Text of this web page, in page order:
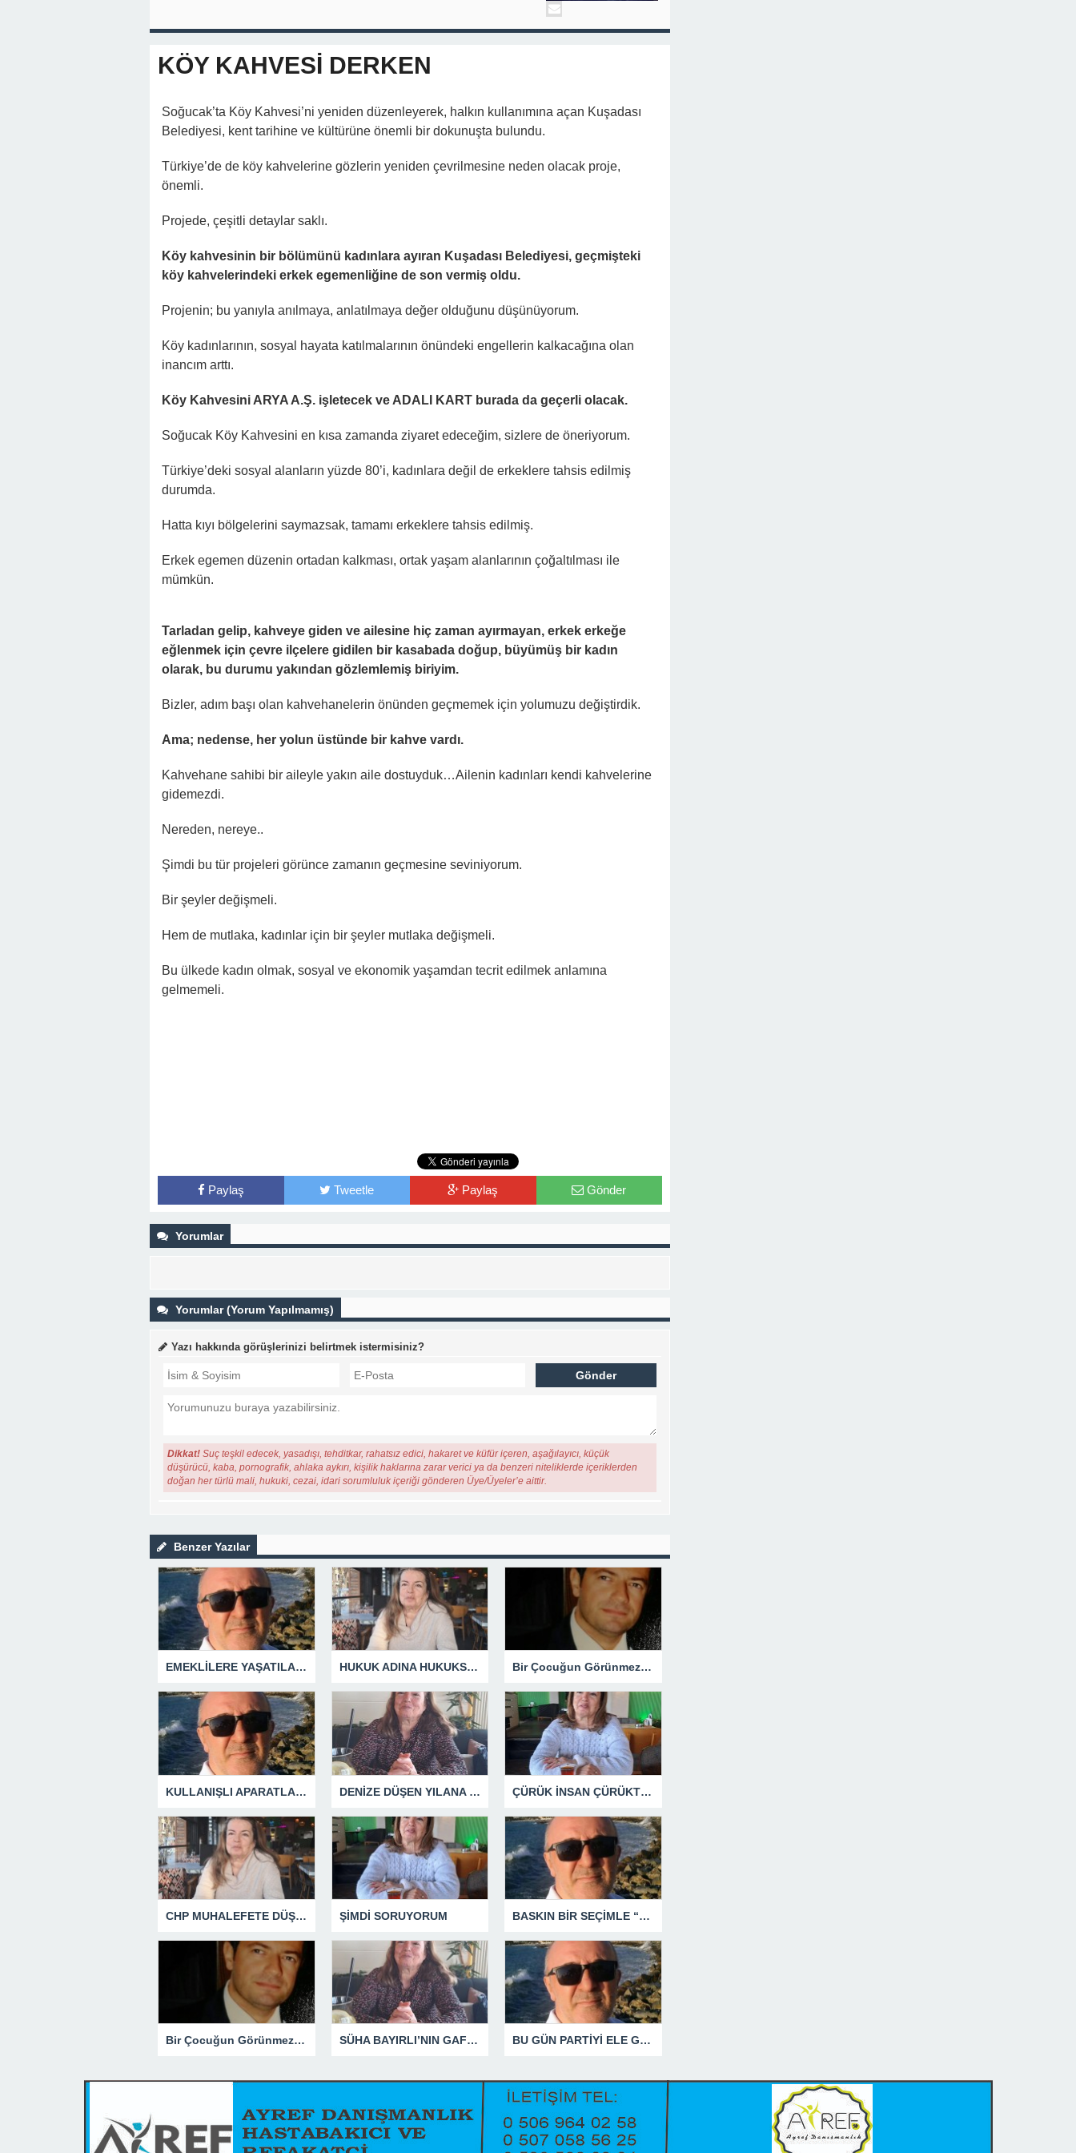
KÖY KAHVESİ DERKEN
Soğucak’ta Köy Kahvesi’ni yeniden düzenleyerek, halkın kullanımına açan Kuşadası
Belediyesi, kent tarihine ve kültürüne önemli bir dokunuşta bulundu.
Türkiye’de de köy kahvelerine gözlerin yeniden çevrilmesine neden olacak proje,
önemli.
Projede, çeşitli detaylar saklı.
Köy kahvesinin bir bölümünü kadınlara ayıran Kuşadası Belediyesi, geçmişteki
köy kahvelerindeki erkek egemenliğine de son vermiş oldu.
Projenin; bu yanıyla anılmaya, anlatılmaya değer olduğunu düşünüyorum.
Köy kadınlarının, sosyal hayata katılmalarının önündeki engellerin kalkacağına olan
inancım arttı.
Köy Kahvesini ARYA A.Ş. işletecek ve ADALI KART burada da geçerli olacak.
Soğucak Köy Kahvesini en kısa zamanda ziyaret edeceğim, sizlere de öneriyorum.
Türkiye’deki sosyal alanların yüzde 80’i, kadınlara değil de erkeklere tahsis edilmiş
durumda.
Hatta kıyı bölgelerini saymazsak, tamamı erkeklere tahsis edilmiş.
Erkek egemen düzenin ortadan kalkması, ortak yaşam alanlarının çoğaltılması ile
mümkün.
Tarladan gelip, kahveye giden ve ailesine hiç zaman ayırmayan, erkek erkeğe
eğlenmek için çevre ilçelere gidilen bir kasabada doğup, büyümüş bir kadın
olarak, bu durumu yakından gözlemlemiş biriyim.
Bizler, adım başı olan kahvehanelerin önünden geçmemek için yolumuzu değiştirdik.
Ama; nedense, her yolun üstünde bir kahve vardı.
Kahvehane sahibi bir aileyle yakın aile dostuyduk…Ailenin kadınları kendi kahvelerine
gidemezdi.
Nereden, nereye..
Şimdi bu tür projeleri görünce zamanın geçmesine seviniyorum.
Bir şeyler değişmeli.
Hem de mutlaka, kadınlar için bir şeyler mutlaka değişmeli.
Bu ülkede kadın olmak, sosyal ve ekonomik yaşamdan tecrit edilmek anlamına
gelmemeli.
Paylaş Tweetle Paylaş Gönder
Yorumlar
Yorumlar (Yorum Yapılmamış)
Yazı hakkında görüşlerinizi belirtmek istermisiniz?
Dikkat! Suç teşkil edecek, yasadışı, tehditkar, rahatsız edici, hakaret ve küfür içeren, aşağılayıcı, küçük
düşürücü, kaba, pornografik, ahlaka aykırı, kişilik haklarına zarar verici ya da benzeri niteliklerde içeriklerden
doğan her türlü mali, hukuki, cezai, idari sorumluluk içeriği gönderen Üye/Üyeler’e aittir.
Benzer Yazılar
EMEKLİLERE YAŞATILAN CUMHURİYET TARİHİNİN EN BÜYÜK ZULMÜNÜN DERİN ANALİZİ ! HUKUK ADINA HUKUKSUZLUK Bir Çocuğun Görünmez Yaraları – 42 “Kırık Şehirlerin Çocukları”
KULLANIŞLI APARATLARIN KAÇINILMAZ SONU ! DENİZE DÜŞEN YILANA SARILIR ÇÜRÜK İNSAN ÇÜRÜKTÜR
CHP MUHALEFETE DÜŞTÜ ŞİMDİ SORUYORUM BASKIN BİR SEÇİMLE “YENİ PARTİ”Yİ DEVRE DIŞI BIRAKMAK İÇİN DÜĞMEYE Mİ BASILDI?
Bir Çocuğun Görünmez Yaraları – 41 “Koparılmış Çocuklar” SÜHA BAYIRLI’NIN GAFLARI BU GÜN PARTİYİ ELE GEÇİRDİĞİNİ ZANNEDENLER YAKIN BİR GELECEKTE SİYASETİN ÇÖPLÜĞÜNDE YERİNİ ALACAKTIR